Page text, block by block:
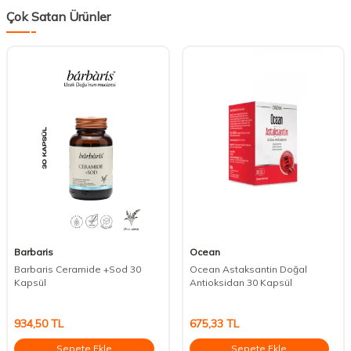
Çok Satan Ürünler
Barbaris
Barbaris Ceramide +Sod 30
Kapsül
934,50TL
Sepete Ekle
Ocean
Ocean Astaksantin Doğal
Antioksidan 30 Kapsül
675,33TL
Sepete Ekle